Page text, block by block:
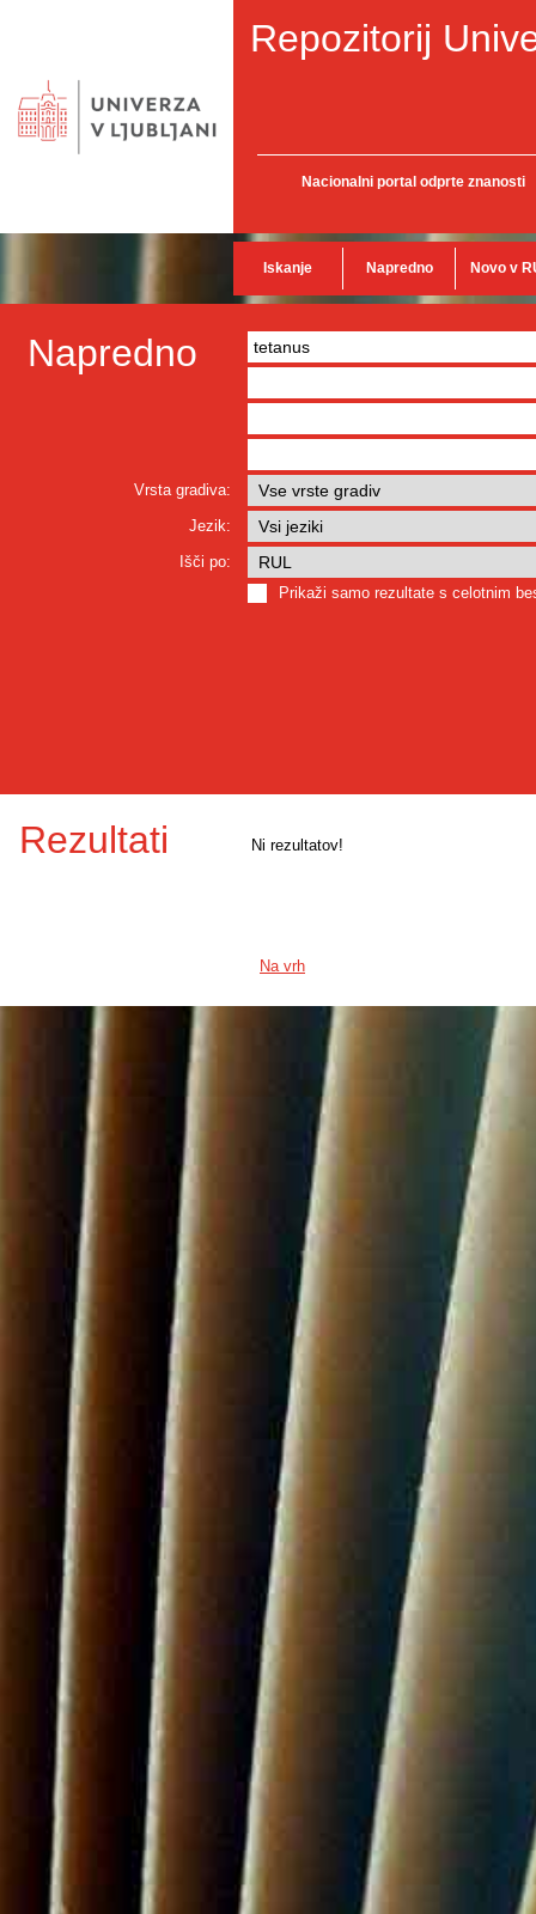
Repozitorij
Nacionalni portal odprte znanosti
Iskanje Napredno Novo v
Napredno
Vrsta gradiva:
Jezik:
Išči po:
Prikaži samo rezultate s celotnim
Rezultati Ni rezultatov!
Na vrh